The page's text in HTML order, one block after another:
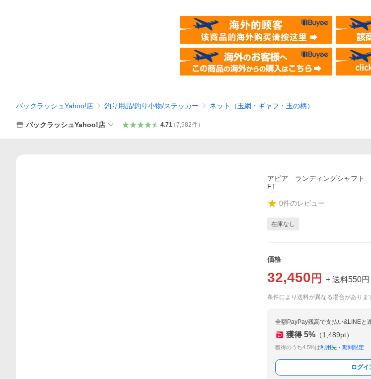
バックラッシュYahoo!店 釣り用品/釣り小物/ステッカー ネット（玉網・ギャフ・玉の柄）
バックラッシュYahoo!店 4.71（7,982件）
アピア ランディングシャフ
FT
0件のレビュー
在庫なし
価格
32,450 円 + 送料550円
条件により送料が異なる場合がありま
全額PayPay残高で支払い&LINEと
獲得 5% （1,489pt）
獲得のうち4.5%は利用先・期間限定
ログイ